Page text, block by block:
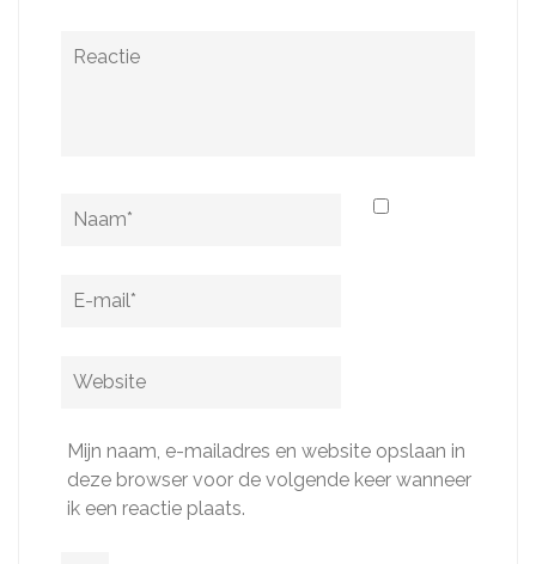
Reactie
Naam
E-
Website
Mijn naam, e-mailadres en website opslaan in
deze browser voor de volgende keer wanneer
ik een reactie plaats.